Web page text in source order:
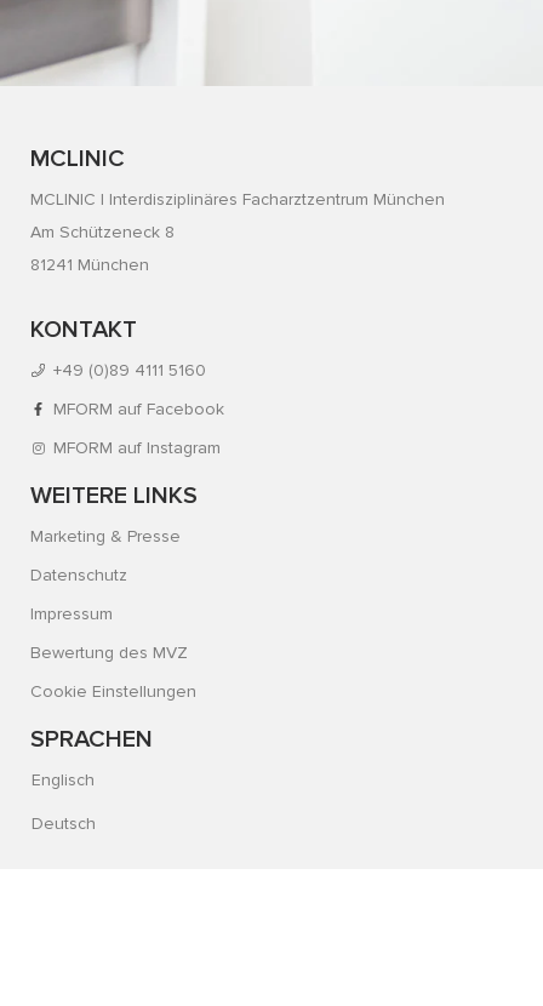
MCLINIC
MCLINIC | Interdisziplinäres Facharztzentrum München
Am Schützeneck 8
81241 München
KONTAKT
+49 (0)89 4111 5160
MFORM auf Facebook
MFORM auf Instagram
WEITERE LINKS
Marketing & Presse
Datenschutz
Impressum
Bewertung des MVZ
Cookie Einstellungen
SPRACHEN
Englisch
Deutsch